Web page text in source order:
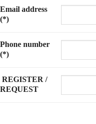
Email address
(*)
Phone number
(*)
REGISTER /
REQUEST